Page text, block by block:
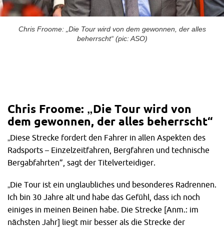
Chris Froome: „Die Tour wird von dem gewonnen, der alles
beherrscht“ (pic: ASO)
Chris Froome: „Die Tour wird von
dem gewonnen, der alles beherrscht“
„Diese Strecke fordert den Fahrer in allen Aspekten des
Radsports – Einzelzeitfahren, Bergfahren und technische
Bergabfahrten”, sagt der Titelverteidiger.
„Die Tour ist ein unglaubliches und besonderes Radrennen.
Ich bin 30 Jahre alt und habe das Gefühl, dass ich noch
einiges in meinen Beinen habe. Die Strecke [Anm.: im
nächsten Jahr] liegt mir besser als die Strecke der